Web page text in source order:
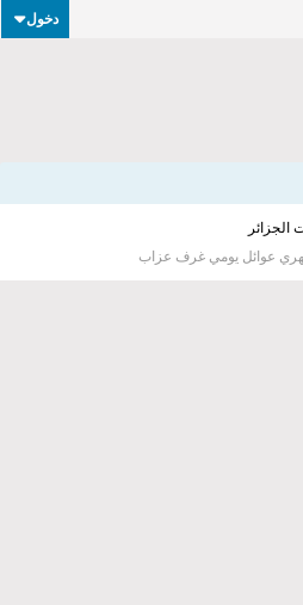
دخول
الجزائر
عوائل يومي غرف عزاب